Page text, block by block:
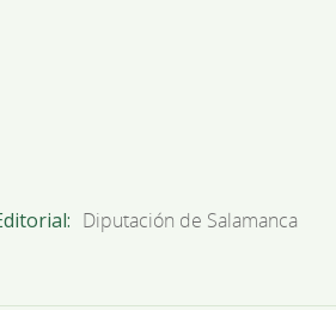
Diputación de Salamanca